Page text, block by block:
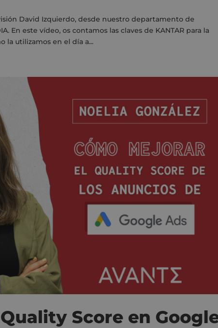
David Izquierdo, desde nuestro departamento de
En este vídeo, os contamos las claves de KANTAR para la
la utilizamos en el día a...
Score en